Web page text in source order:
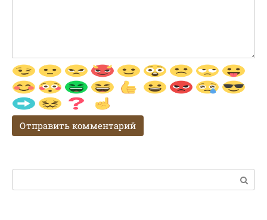
Поиск: